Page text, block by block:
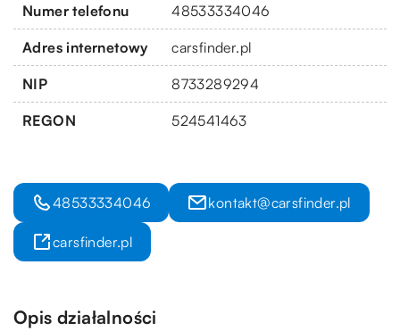
Numer telefonu 48533334046
Adres internetowy carsfinder.pl
NIP 8733289294
REGON 524541463
48533334046 kontakt@carsfinder.pl
carsfinder.pl
Opis działalności